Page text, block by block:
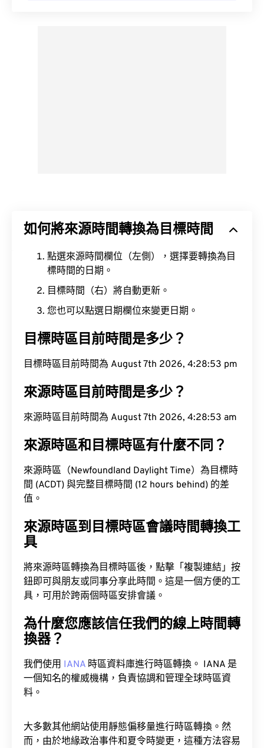
如何將來源時間轉換為目標時間
點選來源時間欄位（左側），選擇要轉換為目
標時間的日期。
目標時間（右）將自動更新。
您也可以點選日期欄位來變更日期。
目標時區目前時間是多少？
目標時區目前時間為 August 7th 2026, 4:28:54 pm
來源時區目前時間是多少？
來源時區目前時間為 August 7th 2026, 4:28:54 am
來源時區和目標時區有什麼不同？
來源時區（Newfoundland Daylight Time）為目標時
間 (ACDT) 與完整目標時間 (12 hours behind) 的差
值。
來源時區到目標時區會議時間轉換工
具
將來源時區轉換為目標時區後，點擊「複製連結」按
鈕即可與朋友或同事分享此時間。這是一個方便的工
具，可用於跨兩個時區安排會議。
為什麼您應該信任我們的線上時間轉
換器？
我們使用 IANA 時區資料庫進行時區轉換。 IANA 是
一個知名的權威機構，負責協調和管理全球時區資
料。
大多數其他網站使用靜態偏移量進行時區轉換。然
而，由於地緣政治事件和夏令時變更，這種方法容易